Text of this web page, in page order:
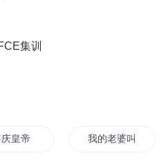
集训
皇帝 我的老婆叫李娟